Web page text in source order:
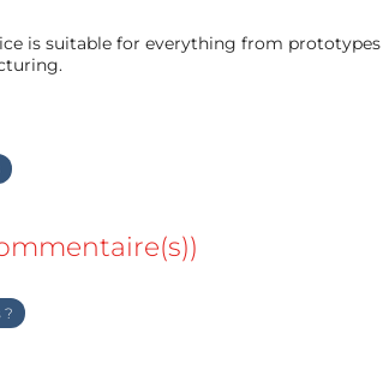
is suitable for everything from prototypes
?